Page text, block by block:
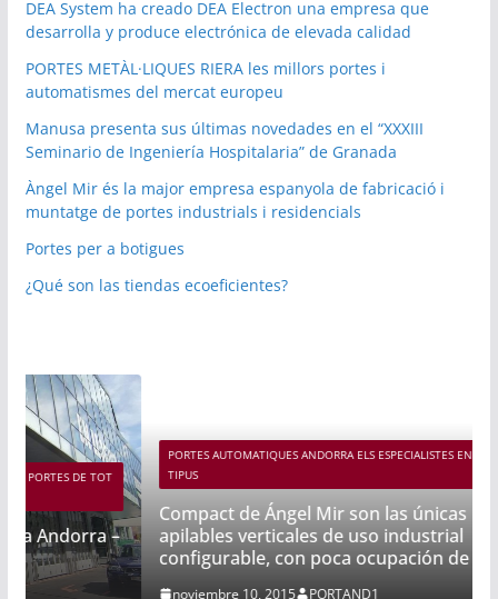
DEA System ha creado DEA Electron una empresa que
desarrolla y produce electrónica de elevada calidad
PORTES METÀL·LIQUES RIERA les millors portes i
automatismes del mercat europeu
Manusa presenta sus últimas novedades en el “XXXIII
Seminario de Ingeniería Hospitalaria” de Granada
Àngel Mir és la major empresa espanyola de fabricació i
muntatge de portes industrials i residencials
Portes per a botigues
¿Qué son las tiendas ecoeficientes?
PORTES AUTOMATIQUES ANDORRA ELS ESPECIALISTES EN PORTES DE TOT
TIPUS
Compact de Ángel Mir son las únicas puertas
apilables verticales de uso industrial
configurable, con poca ocupación de espacio
noviembre 10, 2015 PORTAND1